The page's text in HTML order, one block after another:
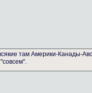
там Америки-Канады-